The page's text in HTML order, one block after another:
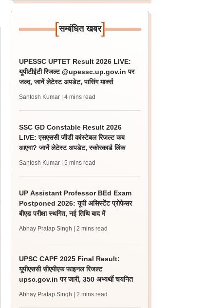
[सम्बंधित खबर]
UPESSC UPTET Result 2026 LIVE:
यूपीटीईटी रिजल्ट @upessc.up.gov.in पर
जल्द, जानें लेटेस्ट अपडेट, पासिंग मार्क्स
Santosh Kumar | 4 mins read
SSC GD Constable Result 2026
LIVE: एसएससी जीडी कांस्टेबल रिजल्ट कब
आएगा? जानें लेटेस्ट अपडेट, स्कोरकार्ड लिंक
Santosh Kumar | 5 mins read
UP Assistant Professor BEd Exam
Postponed 2026: यूपी असिस्टेंट प्रोफेसर
बीएड परीक्षा स्थगित, नई तिथि बाद में
Abhay Pratap Singh | 2 mins read
UPSC CAPF 2025 Final Result:
यूपीएससी सीएपीएफ फाइनल रिजल्ट
upsc.gov.in पर जारी, 350 अभ्यर्थी चयनित
Abhay Pratap Singh | 2 mins read